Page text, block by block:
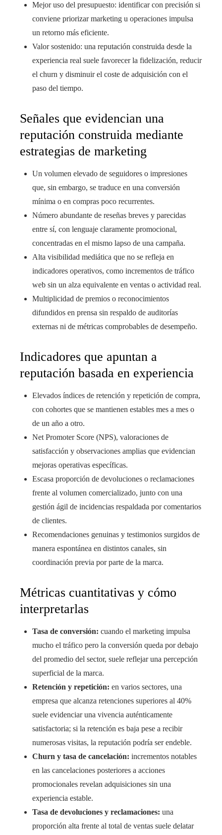
Mejor uso del presupuesto: identificar con precisión si
conviene priorizar marketing u operaciones impulsa
un retorno más eficiente.
Valor sostenido: una reputación construida desde la
experiencia real suele favorecer la fidelización, reducir
el churn y disminuir el coste de adquisición con el
paso del tiempo.
Señales que evidencian una
reputación construida mediante
estrategias de marketing
Un volumen elevado de seguidores o impresiones
que, sin embargo, se traduce en una conversión
mínima o en compras poco recurrentes.
Número abundante de reseñas breves y parecidas
entre sí, con lenguaje claramente promocional,
concentradas en el mismo lapso de una campaña.
Alta visibilidad mediática que no se refleja en
indicadores operativos, como incrementos de tráfico
web sin un alza equivalente en ventas o actividad real.
Multiplicidad de premios o reconocimientos
difundidos en prensa sin respaldo de auditorías
externas ni de métricas comprobables de desempeño.
Indicadores que apuntan a
reputación basada en experiencia
Elevados índices de retención y repetición de compra,
con cohortes que se mantienen estables mes a mes o
de un año a otro.
Net Promoter Score (NPS), valoraciones de
satisfacción y observaciones amplias que evidencian
mejoras operativas específicas.
Escasa proporción de devoluciones o reclamaciones
frente al volumen comercializado, junto con una
gestión ágil de incidencias respaldada por comentarios
de clientes.
Recomendaciones genuinas y testimonios surgidos de
manera espontánea en distintos canales, sin
coordinación previa por parte de la marca.
Métricas cuantitativas y cómo
interpretarlas
Tasa de conversión: cuando el marketing impulsa
mucho el tráfico pero la conversión queda por debajo
del promedio del sector, suele reflejar una percepción
superficial de la marca.
Retención y repetición: en varios sectores, una
empresa que alcanza retenciones superiores al 40%
suele evidenciar una vivencia auténticamente
satisfactoria; si la retención es baja pese a recibir
numerosas visitas, la reputación podría ser endeble.
Churn y tasa de cancelación: incrementos notables
en las cancelaciones posteriores a acciones
promocionales revelan adquisiciones sin una
experiencia estable.
Tasa de devoluciones y reclamaciones: una
proporción alta frente al total de ventas suele delatar